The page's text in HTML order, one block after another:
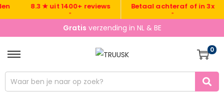
8.3 ★ uit 1400+ reviews Betaal achteraf of in 3x
Gratis verzending in NL & BE
0